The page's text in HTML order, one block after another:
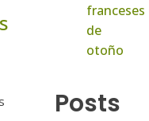
franceses
de
otoño
Posts